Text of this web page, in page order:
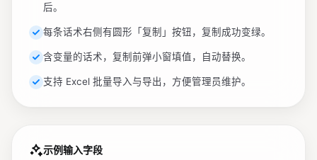
后。
每条话术右侧有圆形「复制」按钮，复制成功变绿。
含变量的话术，复制前弹小窗填值，自动替换。
支持 Excel 批量导入与导出，方便管理员维护。
示例输入字段